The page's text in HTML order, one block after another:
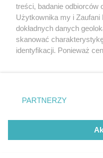
2021 - luty (3)
2021 - styczeń (5)
Copyright © 2022
Wszelkie
Nota wydawnicza
Polityka prywatności
treści, badanie odbiorców
Użytkownika my i
dokładnych danych
skanować
identyfikacji. Ponieważ
prywatności znajdujący
. Niektóre rodzaje
takiemu przetwarzaniu.
zastosowania tylko na tej
PARTNERZY